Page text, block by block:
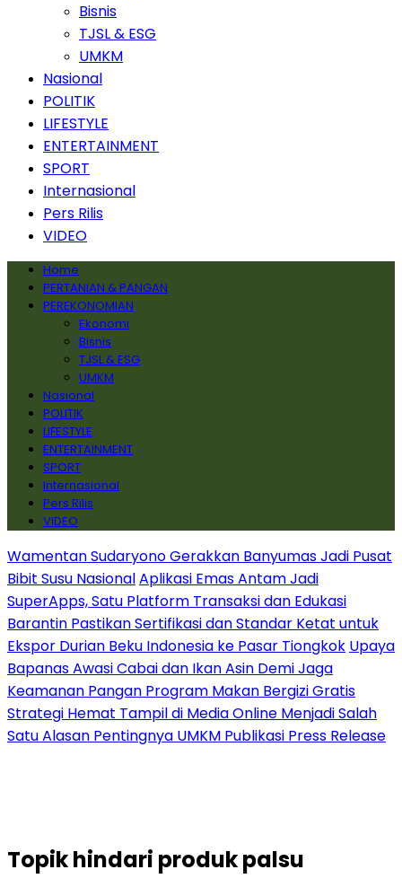
Bisnis
TJSL & ESG
UMKM
Nasional
POLITIK
LIFESTYLE
ENTERTAINMENT
SPORT
Internasional
Pers Rilis
VIDEO
Home
PERTANIAN & PANGAN
PEREKONOMIAN
Ekonomi
Bisnis
TJSL & ESG
UMKM
Nasional
POLITIK
LIFESTYLE
ENTERTAINMENT
SPORT
Internasional
Pers Rilis
VIDEO
Wamentan Sudaryono Gerakkan Banyumas Jadi Pusat
Bibit Susu NasionalAplikasi Emas Antam Jadi
SuperApps, Satu Platform Transaksi dan Edukasi
Barantin Pastikan Sertifikasi dan Standar Ketat untuk
Ekspor Durian Beku Indonesia ke Pasar Tiongkok Upaya
Bapanas Awasi Cabai dan Ikan Asin Demi Jaga
Keamanan Pangan Program Makan Bergizi Gratis
Strategi Hemat Tampil di Media Online Menjadi Salah
Satu Alasan Pentingnya UMKM Publikasi Press Release
Topikhindari produk palsu